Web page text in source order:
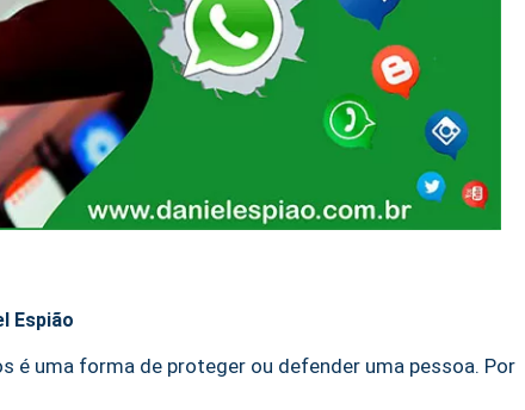
Espião
é uma forma de proteger ou defender uma pessoa. Por